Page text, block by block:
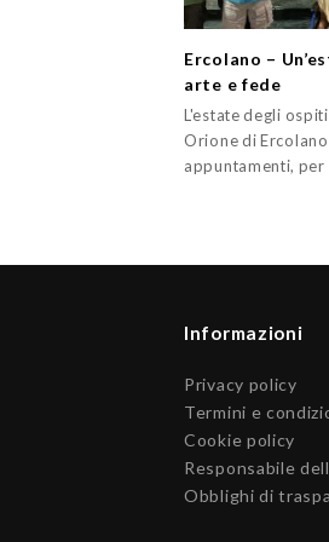
Ercolano –
arte e fede
L'estate degli
Orione di
appuntamenti,
Informazioni
Privacy policy
Termini e
Cookie policy
Responsabile
Obblighi di